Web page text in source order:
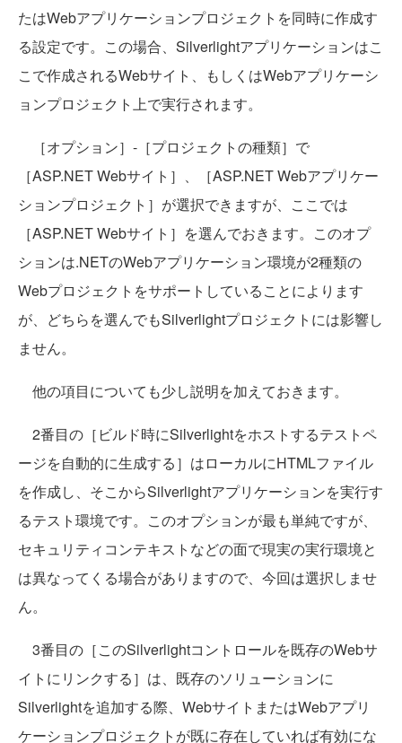
たはWebアプリケーションプロジェクトを同時に作成す
る設定です。この場合、Silverlightアプリケーションはこ
こで作成されるWebサイト、もしくはWebアプリケーシ
ョンプロジェクト上で実行されます。
［オプション］-［プロジェクトの種類］で
［ASP.NET Webサイト］、［ASP.NET Webアプリケー
ションプロジェクト］が選択できますが、ここでは
［ASP.NET Webサイト］を選んでおきます。このオプ
ションは.NETのWebアプリケーション環境が2種類の
Webプロジェクトをサポートしていることによります
が、どちらを選んでもSilverlightプロジェクトには影響し
ません。
他の項目についても少し説明を加えておきます。
2番目の［ビルド時にSilverlightをホストするテストペ
ージを自動的に生成する］はローカルにHTMLファイル
を作成し、そこからSilverlightアプリケーションを実行す
るテスト環境です。このオプションが最も単純ですが、
セキュリティコンテキストなどの面で現実の実行環境と
は異なってくる場合がありますので、今回は選択しませ
ん。
3番目の［このSilverlightコントロールを既存のWebサ
イトにリンクする］は、既存のソリューションに
Silverlightを追加する際、WebサイトまたはWebアプリ
ケーションプロジェクトが既に存在していれば有効にな